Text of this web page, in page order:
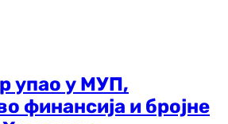
упао у МУП,
финансија и бројне